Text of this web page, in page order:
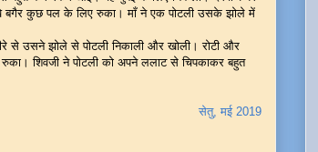
बगैर कुछ पल के लिए रुका। माँ ने एक पोटली उसके झोले में
से उसने झोले से पोटली निकाली और खोली। रोटी और
शिवजी ने पोटली को अपने ललाट से चिपकाकर बहुत
सेतु, मई 2019